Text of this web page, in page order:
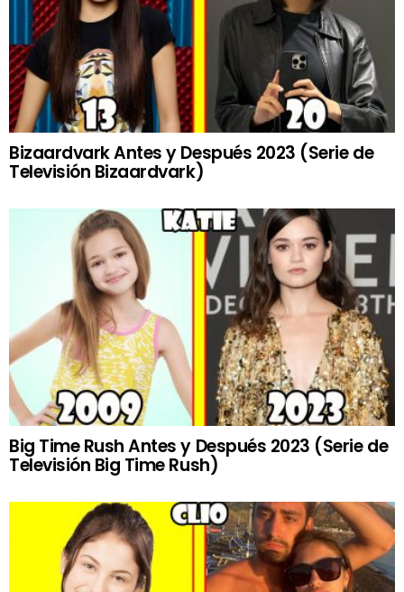
Bizaardvark Antes y Después 2023 (Serie de
Televisión Bizaardvark)
Big Time Rush Antes y Después 2023 (Serie de
Televisión Big Time Rush)